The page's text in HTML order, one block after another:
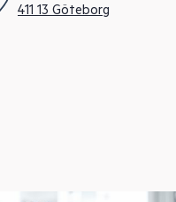
411 13 Göteborg